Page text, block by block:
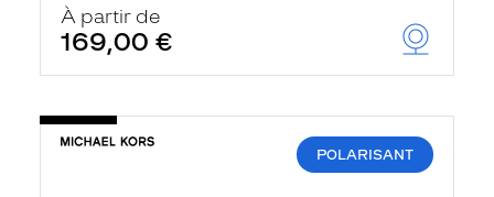
À partir de
169,00 €
POLARISANT